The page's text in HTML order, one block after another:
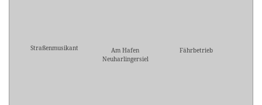
Straßenmusikant
Am Hafen
Neuharlingersiel
Fährbetrieb